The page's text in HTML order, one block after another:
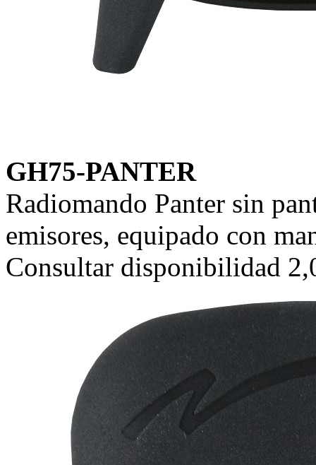
GH75-PANTER
Radiomando Panter sin
emisores, equipado con
Consultar disponibilidad